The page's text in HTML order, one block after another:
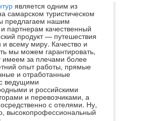
является одним из
самарском туристическом
предлагаем нашим
партнерам качественный
продукт — путешествия
и всему миру. Качество и
мы можем гарантировать,
имеем за плечами более
опыт работы, прямые
и отработанные
ведущими
и российскими
и перевозчиками, а
с отелями. Ну,
высокопрофессиональный